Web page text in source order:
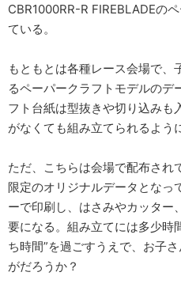
CBR1000RR-R FIREBLADEの
ている。
もともとは各種レース会場で、
るペーパークラフトモデルのデ
フト台紙は型抜きや切り込みも
がなくても組み立てられるよう
ただ、こちらは会場で配布され
限定のオリジナルデータとなっ
ーで印刷し、はさみやカッター
要になる。組み立てには多少時
ち時間”を過ごすうえで、お子
がだろうか？